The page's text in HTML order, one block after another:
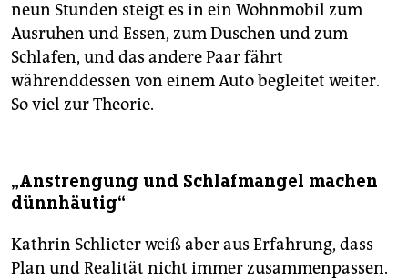
neun Stunden steigt es in ein Wohnmobil zum
Ausruhen und Essen, zum Duschen und zum
Schlafen, und das andere Paar fährt
währenddessen von einem Auto begleitet weiter.
So viel zur Theorie.
„Anstrengung und Schlafmangel machen
dünnhäutig“
Kathrin Schlieter weiß aber aus Erfahrung, dass
Plan und Realität nicht immer zusammenpassen.